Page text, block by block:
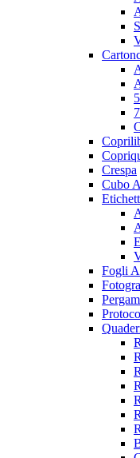
Crespa
Cubo
Fogli